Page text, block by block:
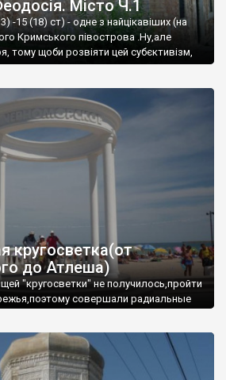
Місто Ч.1
-15 (18) ст) - одне з найцікавіших (на
Кримського півострова .Ну,але
тому щоби розвіяти цей субєктивізм,
кругосветка(от
до Атлеша)
"кругосветки" не получилось,пройти
совершали радиальные